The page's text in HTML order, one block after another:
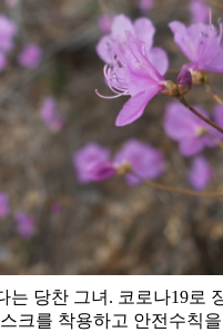
당찬 그녀. 코로나19로
를 착용하고 안전수칙